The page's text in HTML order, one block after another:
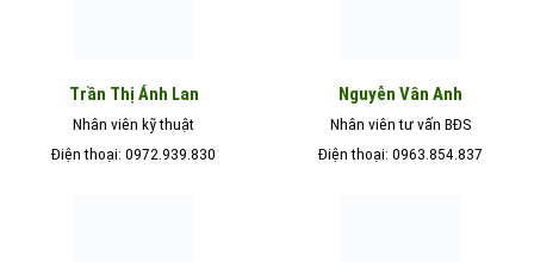
Trần Thị Ánh Lan
Nhân viên kỹ thuật
Điện thoại: 0972.939.830
Nguyễn Vân Anh
Nhân viên tư vấn BĐS
Điện thoại: 0963.854.837